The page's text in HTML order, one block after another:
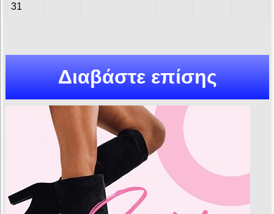
31
Διαβάστε επίσης